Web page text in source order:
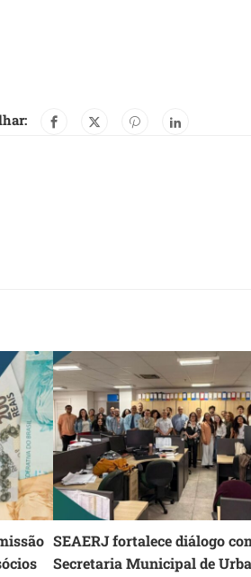
SEAERJ fortalece diálogo
Secretaria Municipal de